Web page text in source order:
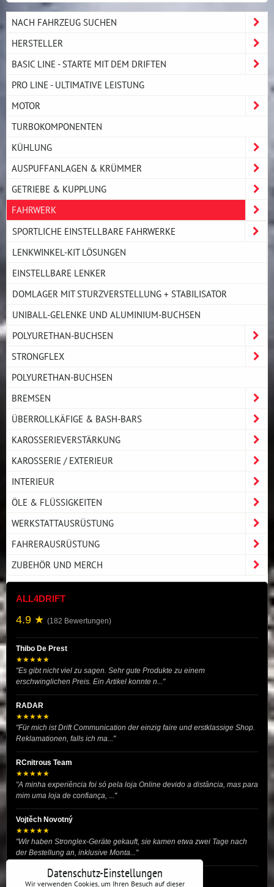
NACH FAHRZEUG SUCHEN
HERSTELLER
BASIC LINE - STARTE MIT DEM DRIFTEN
PRO LINE - ULTIMATIVE LEISTUNG
MOTOR
TURBOKOMPONENTEN
KÜHLUNG
AUSPUFFANLAGEN & KRÜMMER
GETRIEBE & KUPPLUNG
FAHRWERK
SPORTLICHE EINSTELLBARE FAHRWERKE
LENKWINKEL-KIT LÖSUNGEN
EINSTELLBARE LENKER
DOMLAGER MIT STURZVERSTELLUNG + STABILISATOR
UNIBALL-GELENKE UND ALUMINIUM-BUCHSEN
POLYURETHAN-BUCHSEN
STRONGFLEX
POLYURETHAN-BUCHSEN
BREMSEN
ÜBERROLLKÄFIGE & BASH-BARS
KAROSSERIEVERSTÄRKUNG
KAROSSERIE / EXTERIEUR
INTERIEUR
ÖLE & FLÜSSIGKEITEN
WERKSTATTAUSRÜSTUNG
FAHRERAUSRÜSTUNG
ZUBEHÖR UND MERCH
ALL4DRIFT
4.9 ★ (182 Bewertungen)
Thibo De Prest
★★★★★
"Es gibt nicht viel zu sagen. Sehr gute Produkte zu einem
erschwinglichen Preis. Ein Artikel konnte n..."
RADAR
★★★★★
"Für mich ist Drift Communication der einzig faire und erstklassige Shop.
Reklamationen, falls ich ma..."
RCnitrous Team
★★★★★
"A minha experiência foi só pela loja Online devido a distância, mas para
mim uma loja de confiança, ..."
Vojtěch Novotný
★★★★★
"Wir haben Stronglex-Geräte gekauft, sie kamen etwa zwei Tage nach
der Bestellung an, inklusive Monta..."
josef helmichDatenschutz-Einstellungen
Wir verwenden Cookies, um Ihren Besuch auf dieser